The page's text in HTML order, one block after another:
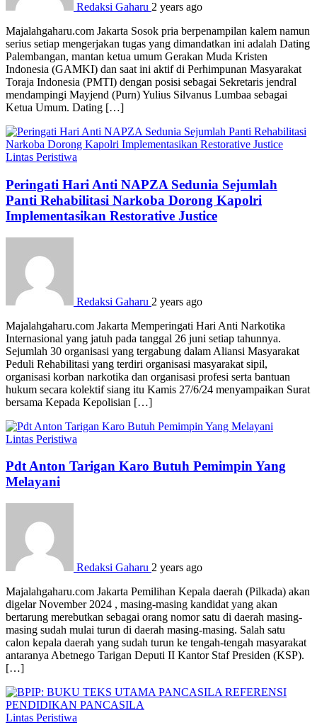
Redaksi Gaharu 2 years ago
Majalahgaharu.com Jakarta Sosok pria berpenampilan kalem namun
serius setiap mengerjakan tugas yang dimandatkan ini adalah Dating
Palembangan, mantan ketua umum Gerakan Muda Kristen
Indonesia (GAMKI) dan saat ini aktif di Perhimpunan Masyarakat
Toraja Indonesia (PMTI) dengan posisi sebagai Sekretaris jendral
mendampingi Mayjend (Purn) Yulius Silvanus Lumbaa sebagai
Ketua Umum. Dating […]
Lintas Peristiwa
Peringati Hari Anti NAPZA Sedunia Sejumlah
Panti Rehabilitasi Narkoba Dorong Kapolri
Implementasikan Restorative Justice
Redaksi Gaharu 2 years ago
Majalahgaharu.com Jakarta Memperingati Hari Anti Narkotika
Internasional yang jatuh pada tanggal 26 juni setiap tahunnya.
Sejumlah 30 organisasi yang tergabung dalam Aliansi Masyarakat
Peduli Rehabilitasi yang terdiri organisasi masyarakat sipil,
organisasi korban narkotika dan organisasi profesi serta bantuan
hukum secara kolektif siang itu Kamis 27/6/24 menyampaikan Surat
bersama Kepada Kepolisian […]
Lintas Peristiwa
Pdt Anton Tarigan Karo Butuh Pemimpin Yang
Melayani
Redaksi Gaharu 2 years ago
Majalahgaharu.com Jakarta Pemilihan Kepala daerah (Pilkada) akan
digelar November 2024 , masing-masing kandidat yang akan
bertarung merebutkan sebagai orang nomor satu di daerah masing-
masing sudah mulai turun di daerah masing-masing. Salah satu
calon kepala daerah yang sudah turun ke tengah-tengah masyarakat
antaranya Abetnego Tarigan Deputi II Kantor Staf Presiden (KSP).
[…]
Lintas Peristiwa